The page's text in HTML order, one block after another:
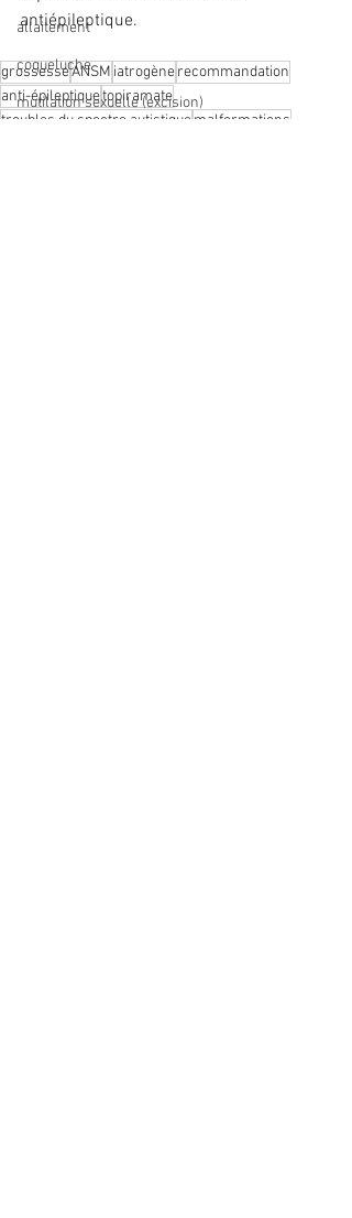
allaitement
coqueluche
mutilation sexuelle (excision)
antiépileptique.
grossesseANSM iatrogènerecommandation
anti-épileptiquetopiramate
troubles du spectre autistique malformations